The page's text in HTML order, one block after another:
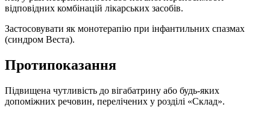
відповідних комбінацій лікарських засобів.
Застосовувати як монотерапію при інфантильних спазмах
(синдром Веста).
Протипоказання
Підвищена чутливість до вігабатрину або будь-яких
допоміжних речовин, перелічених у розділі «Склад».